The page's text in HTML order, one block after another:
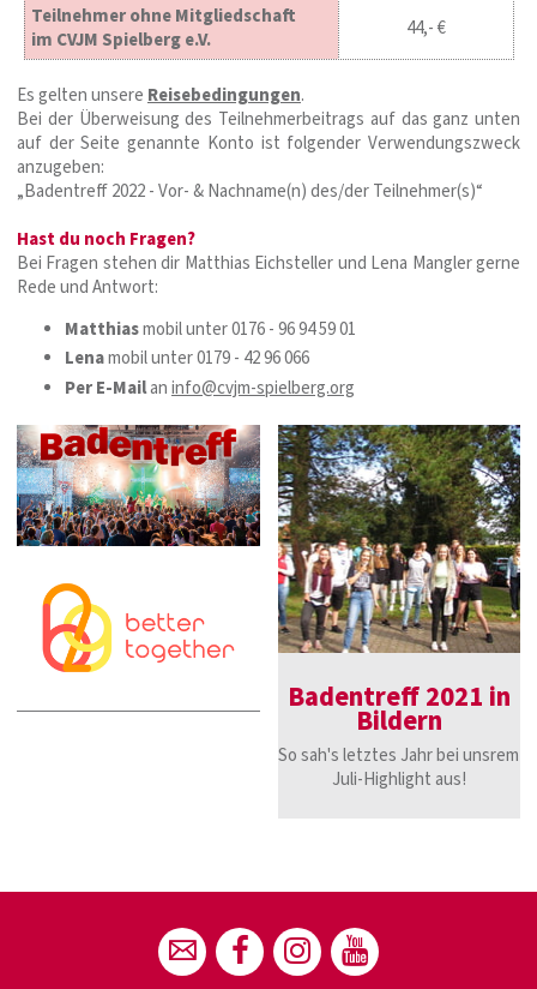
Teilnehmer ohne Mitgliedschaft
im CVJM Spielberg e.V.
44,- €
Es gelten unsere Reisebedingungen.
Bei der Überweisung des Teilnehmerbeitrags auf das ganz unten
auf der Seite genannte Konto ist folgender Verwendungszweck
anzugeben:
„Badentreff 2022 - Vor- & Nachname(n) des/der Teilnehmer(s)“
Hast du noch Fragen?
Bei Fragen stehen dir Matthias Eichsteller und Lena Mangler gerne
Rede und Antwort:
Matthiasmobil unter 0176 - 96 94 59 01
Lenamobil unter 0179 - 42 96 066
Per E-Mailaninfo@cvjm-spielberg.org
Badentreff 2021 in
Bildern
So sah's letztes Jahr bei unsrem
Juli-Highlight aus!